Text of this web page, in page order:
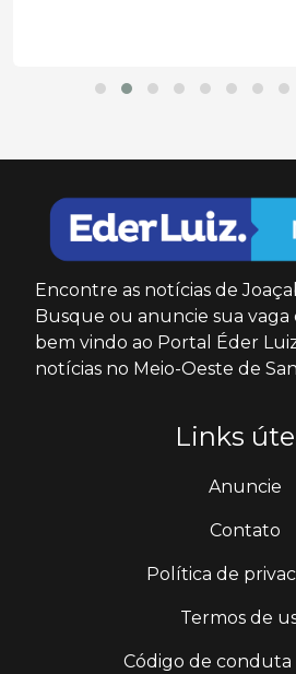
Encontre as notícias de
Busque ou anuncie sua vaga
bem vindo ao Portal Éder
notícias no Meio-Oeste de
Links
Anuncie
Contato
Política de
Termos de
Código de conduta